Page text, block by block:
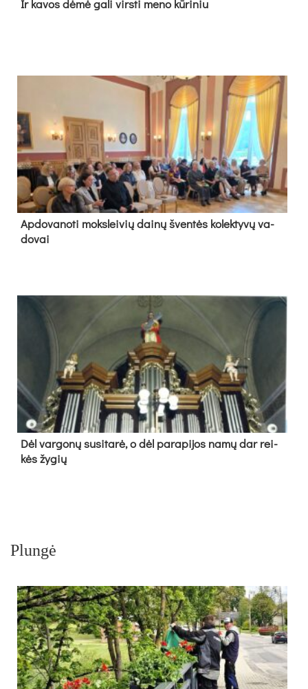
Ir ka­vos dė­mė ga­li virs­ti me­no kū­ri­niu
Ap­do­va­no­ti moks­lei­vių dai­nų šven­tės ko­lek­ty­vų va­
do­vai
Dėl var­go­nų su­si­ta­rė, o dėl pa­ra­pi­jos na­mų dar rei­
kės žy­gių
Plungė